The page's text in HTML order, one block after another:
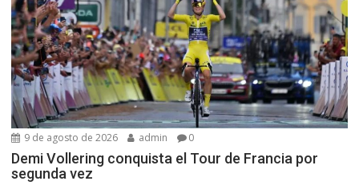
9 de agosto de 2026 admin 0
Demi Vollering conquista el Tour de Francia por
segunda vez